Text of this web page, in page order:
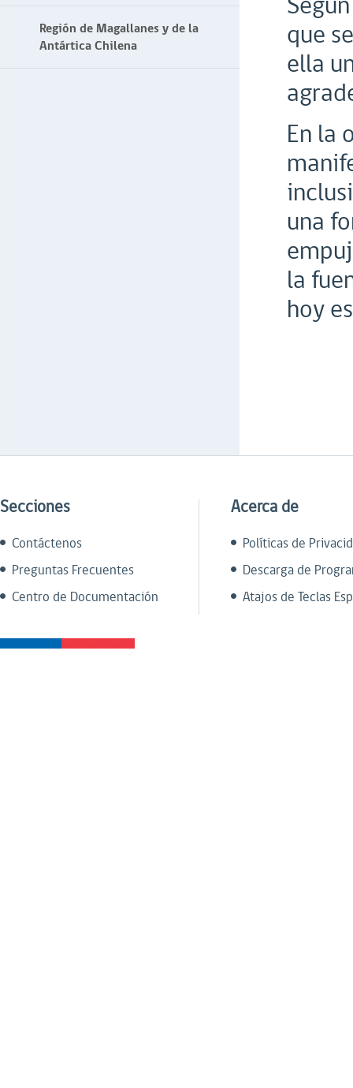
Región de Magallanes y de la
Antártica Chilena
que
ella
En la
una
la
hoy
Secciones
Contáctenos
Preguntas Frecuentes
Centro de Documentación
Acerca de
Políticas de
Descarga de
Atajos de Teclas